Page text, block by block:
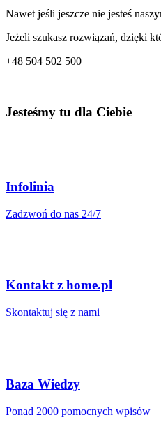
Nawet jeśli jeszcze nie jesteś
Jeżeli szukasz rozwiązań, dzięki
+48 504 502 500
Jesteśmy tu dla Ciebie
Infolinia
Zadzwoń do nas 24/7
Kontakt z home.pl
Skontaktuj się z nami
Baza Wiedzy
Ponad 2000 pomocnych wpisów